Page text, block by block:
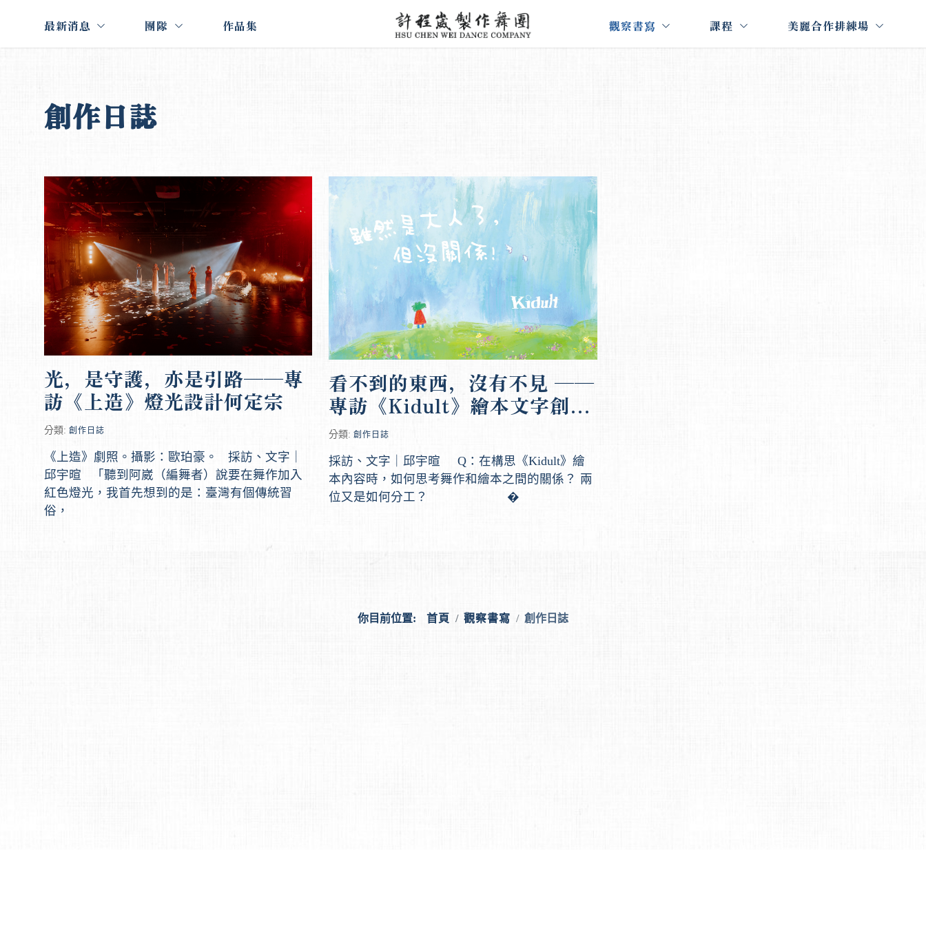
最新消息 團隊 作品集 觀察書寫 課程 美麗合作排練場
創作日誌
光，是守護，亦是引路──專
訪《上造》燈光設計何定宗
分類: 創作日誌
《上造》劇照。攝影：歐珀豪。 採訪、文字｜
邱宇暄 「聽到阿崴（編舞者）說要在舞作加入
紅色燈光，我首先想到的是：臺灣有個傳統習
俗，
看不到的東西，沒有不見 ──
專訪《Kidult》繪本文字創作
林千鈺、插畫柳捲
分類:創作日誌
採訪、文字｜邱宇暄 Q：在構思《Kidult》繪
本內容時，如何思考舞作和繪本之間的關係？ 兩
位又是如何分工？ �
你目前位置: 首頁 觀察書寫 創作日誌